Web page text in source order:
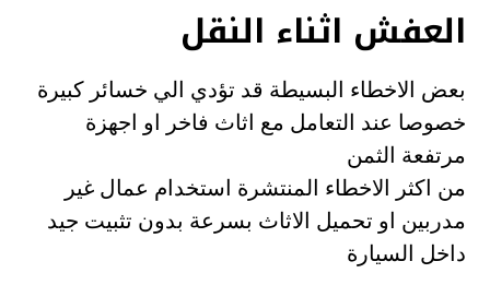
العفش اثناء النقل
بعض الاخطاء البسيطة قد تؤدي الي خسائر كبيرة
خصوصا عند التعامل مع اثاث فاخر او اجهزة
مرتفعة الثمن
من اكثر الاخطاء المنتشرة استخدام عمال غير
مدربين او تحميل الاثاث بسرعة بدون تثبيت جيد
داخل السيارة